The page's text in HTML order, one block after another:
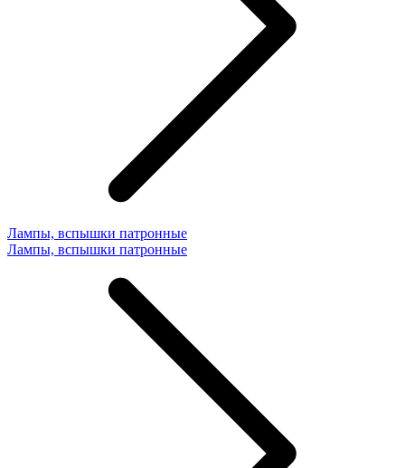
Лампы, вспышки патронные
Лампы, вспышки патронные